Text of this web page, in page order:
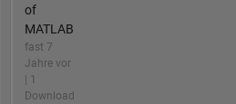
of
MATLAB
fast 7
Jahre vor
| 1
Download